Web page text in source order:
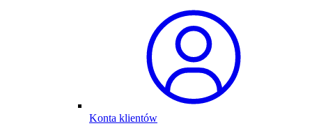
Konta klientów